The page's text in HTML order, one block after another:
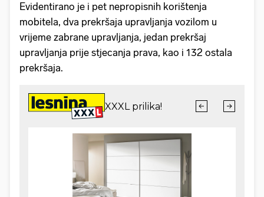
Evidentirano je i pet nepropisnih korištenja
mobitela, dva prekršaja upravljanja vozilom u
vrijeme zabrane upravljanja, jedan prekršaj
upravljanja prije stjecanja prava, kao i 132 ostala
prekršaja.